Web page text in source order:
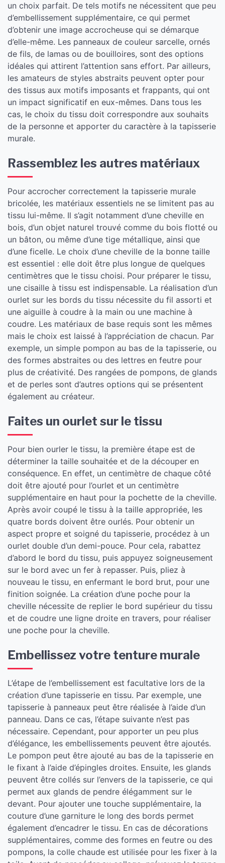
un choix parfait. De tels motifs ne nécessitent que peu
d’embellissement supplémentaire, ce qui permet
d’obtenir une image accrocheuse qui se démarque
d’elle-même. Les panneaux de couleur sarcelle, ornés
de fils, de lamas ou de bouilloires, sont des options
idéales qui attirent l’attention sans effort. Par ailleurs,
les amateurs de styles abstraits peuvent opter pour
des tissus aux motifs imposants et frappants, qui ont
un impact significatif en eux-mêmes. Dans tous les
cas, le choix du tissu doit correspondre aux souhaits
de la personne et apporter du caractère à la tapisserie
murale.
Rassemblez les autres matériaux
Pour accrocher correctement la tapisserie murale
bricolée, les matériaux essentiels ne se limitent pas au
tissu lui-même. Il s’agit notamment d’une cheville en
bois, d’un objet naturel trouvé comme du bois flotté ou
un bâton, ou même d’une tige métallique, ainsi que
d’une ficelle. Le choix d’une cheville de la bonne taille
est essentiel : elle doit être plus longue de quelques
centimètres que le tissu choisi. Pour préparer le tissu,
une cisaille à tissu est indispensable. La réalisation d’un
ourlet sur les bords du tissu nécessite du fil assorti et
une aiguille à coudre à la main ou une machine à
coudre. Les matériaux de base requis sont les mêmes
mais le choix est laissé à l’appréciation de chacun. Par
exemple, un simple pompon au bas de la tapisserie, ou
des formes abstraites ou des lettres en feutre pour
plus de créativité. Des rangées de pompons, de glands
et de perles sont d’autres options qui se présentent
également au créateur.
Faites un ourlet sur le tissu
Pour bien ourler le tissu, la première étape est de
déterminer la taille souhaitée et de la découper en
conséquence. En effet, un centimètre de chaque côté
doit être ajouté pour l’ourlet et un centimètre
supplémentaire en haut pour la pochette de la cheville.
Après avoir coupé le tissu à la taille appropriée, les
quatre bords doivent être ourlés. Pour obtenir un
aspect propre et soigné du tapisserie, procédez à un
ourlet double d’un demi-pouce. Pour cela, rabattez
d’abord le bord du tissu, puis appuyez soigneusement
sur le bord avec un fer à repasser. Puis, pliez à
nouveau le tissu, en enfermant le bord brut, pour une
finition soignée. La création d’une poche pour la
cheville nécessite de replier le bord supérieur du tissu
et de coudre une ligne droite en travers, pour réaliser
une poche pour la cheville.
Embellissez votre tenture murale
L’étape de l’embellissement est facultative lors de la
création d’une tapisserie en tissu. Par exemple, une
tapisserie à panneaux peut être réalisée à l’aide d’un
panneau. Dans ce cas, l’étape suivante n’est pas
nécessaire. Cependant, pour apporter un peu plus
d’élégance, les embellissements peuvent être ajoutés.
Le pompon peut être ajouté au bas de la tapisserie en
le fixant à l’aide d’épingles droites. Ensuite, les glands
peuvent être collés sur l’envers de la tapisserie, ce qui
permet aux glands de pendre élégamment sur le
devant. Pour ajouter une touche supplémentaire, la
couture d’une garniture le long des bords permet
également d’encadrer le tissu. En cas de décorations
supplémentaires, comme des formes en feutre ou des
pompons, la colle chaude est utilisée pour les fixer à la